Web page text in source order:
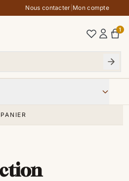
Nous contacter Mon compte
1